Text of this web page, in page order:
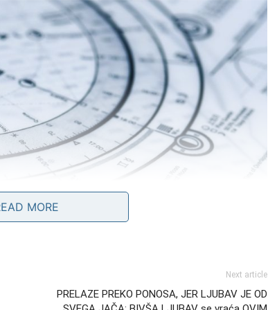
je najmanje očekujete
MORE
Next article
PRELAZE PREKO PONOSA, JER LJUBAV JE OD